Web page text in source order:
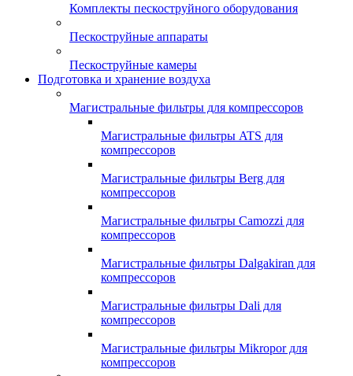
Комплекты пескоструйного оборудования
Пескоструйные аппараты
Пескоструйные камеры
Подготовка и хранение воздуха
Магистральные фильтры для компрессоров
Магистральные фильтры ATS для
компрессоров
Магистральные фильтры Berg для
компрессоров
Магистральные фильтры Camozzi для
компрессоров
Магистральные фильтры Dalgakiran для
компрессоров
Магистральные фильтры Dali для
компрессоров
Магистральные фильтры Mikropor для
компрессоров